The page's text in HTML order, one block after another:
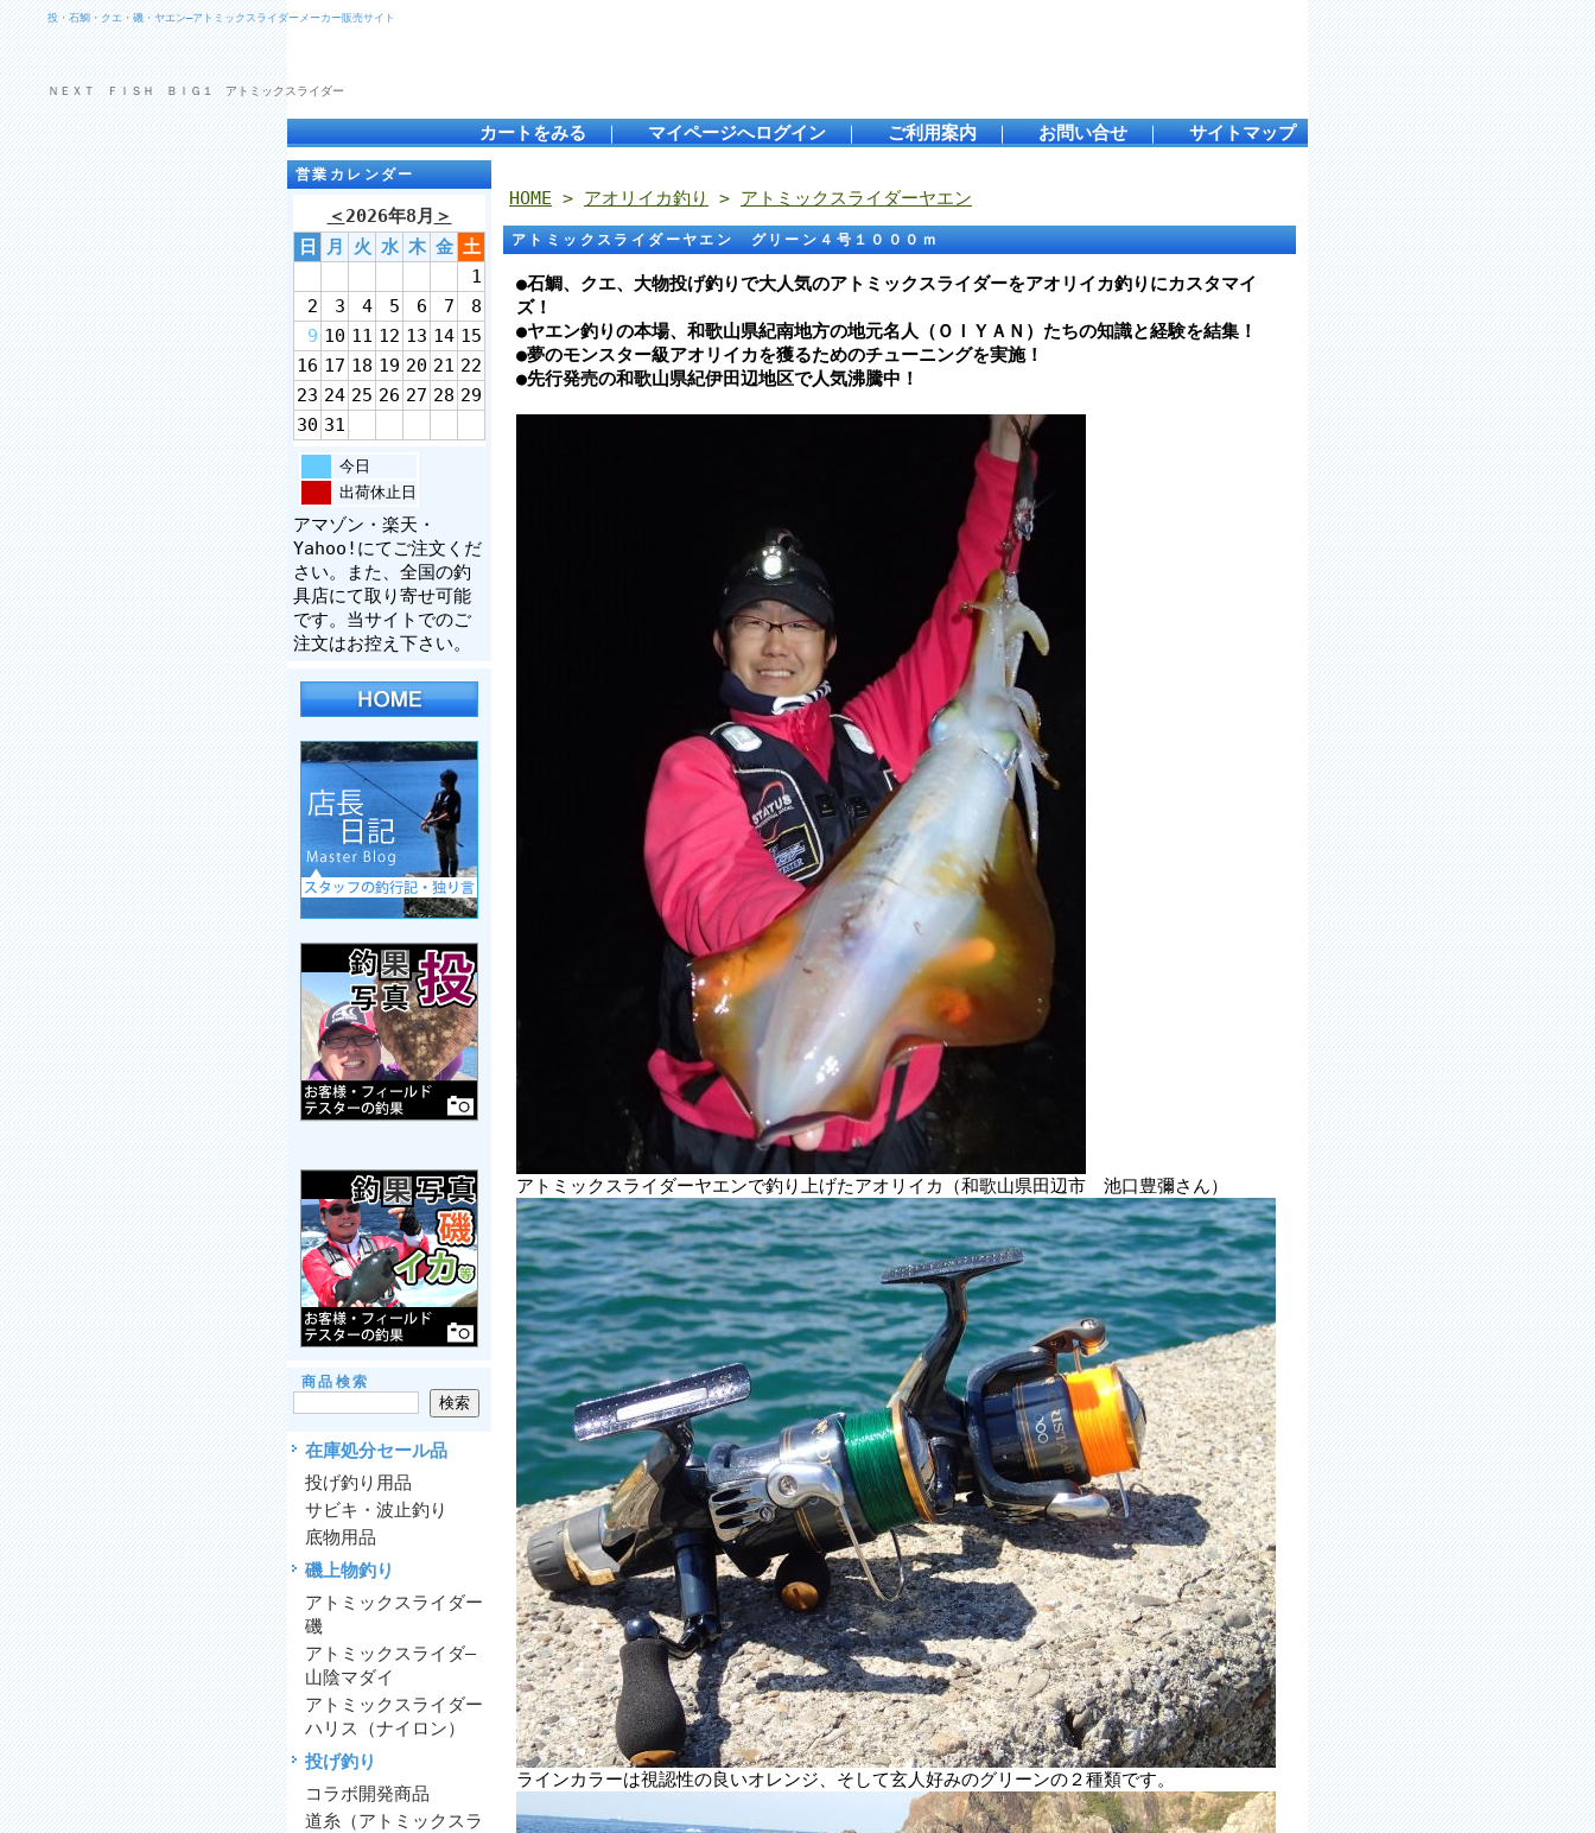
投・石鯛・クエ・磯・ヤエン―アトミックスライダーメーカー販売サイト
ＮＥＸＴ ＦＩＳＨ ＢＩＧ１ アトミックスライダー
カートをみる ｜ マイページへログイン ｜ ご利用案内 ｜ お問い合せ ｜ サイトマップ
営業カレンダー
＜2026年8月 ＞
日
月 火 水 木 金 土
1
2
3 4 5 6 7
8
9 10 11 12 13 14 15
16 17 18 19 20 21 22
23 24 25 26 27 28 29
30 31
今日
出荷休止日
アマゾン・楽天・
Yahoo!にてご注文くだ
さい。また、全国の釣
具店にて取り寄せ可能
です。当サイトでのご
注文はお控え下さい。
商品検索
在庫処分セール品
投げ釣り用品
サビキ・波止釣り
底物用品
磯上物釣り
アトミックスライダー
磯
アトミックスライダ―
山陰マダイ
アトミックスライダー
ハリス（ナイロン）
投げ釣り
コラボ開発商品
道糸（アトミックスラ
HOME > アオリイカ釣り > アトミックスライダーヤエン
アトミックスライダーヤエン グリーン４号１０００ｍ
●石鯛、クエ、大物投げ釣りで大人気のアトミックスライダーをアオリイカ釣りにカスタマイ
ズ！
●ヤエン釣りの本場、和歌山県紀南地方の地元名人（ＯＩＹＡＮ）たちの知識と経験を結集！
●夢のモンスター級アオリイカを獲るためのチューニングを実施！
●先行発売の和歌山県紀伊田辺地区で人気沸騰中！
アトミックスライダーヤエンで釣り上げたアオリイカ（和歌山県田辺市 池口豊彌さん）
ラインカラーは視認性の良いオレンジ、そして玄人好みのグリーンの２種類です。